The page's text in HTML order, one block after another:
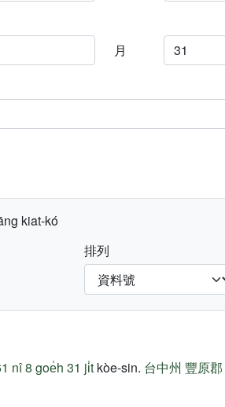
月
kiat-kó
排列
nî8 goe̍h 31 ji̍t kòe-sin. 台中州 豐原郡